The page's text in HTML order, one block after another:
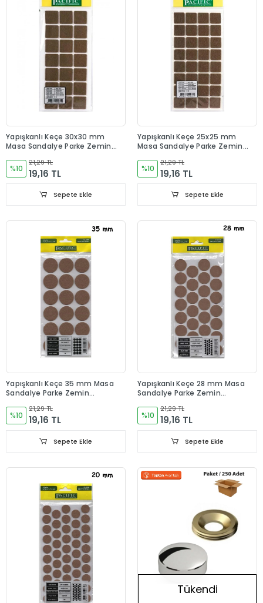
Yapışkanlı Keçe 30x30 mm
Masa Sandalye Parke Zemin
%10
21,29 TL
19,16 TL
Sepete Ekle
Yapışkanlı Keçe 25x25 mm
Masa Sandalye Parke Zemin
%10
21,29 TL
19,16 TL
Sepete Ekle
Yapışkanlı Keçe 35 mm Masa
Sandalye Parke Zemin
%10
21,29 TL
19,16 TL
Sepete Ekle
Yapışkanlı Keçe 28 mm Masa
Sandalye Parke Zemin
%10
21,29 TL
19,16 TL
Sepete Ekle
Tükendi